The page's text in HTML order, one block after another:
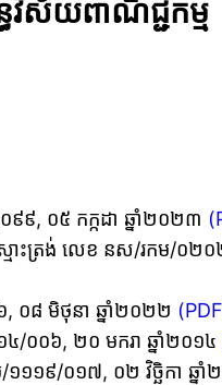
ធវិស័យពាណិជ្ជកម្ម
៩, ០៥ កក្កដា ឆ្នាំ២០២៣
មោះត្រង់ លេខ នស/រកម/០២
, ០៨ មិថុនា ឆ្នាំ២០២២
/០០៦, ២០ មករា ឆ្នាំ២០១៤
១១១៩/០១៧, ០២ វិច្ឆិកា ឆ្នាំ